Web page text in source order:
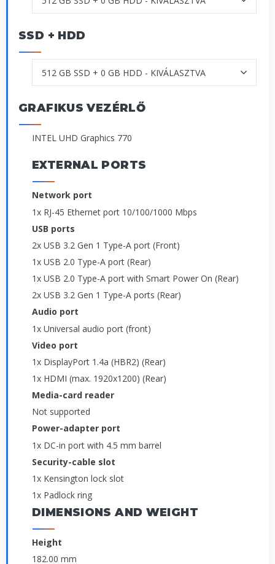
SSD + HDD
GRAFIKUS VEZÉRLŐ
INTEL UHD Graphics 770
EXTERNAL PORTS
Network port
1x RJ-45 Ethernet port 10/100/1000 Mbps
USB ports
2x USB 3.2 Gen 1 Type-A port (Front)
1x USB 2.0 Type-A port (Rear)
1x USB 2.0 Type-A port with Smart Power On (Rear)
2x USB 3.2 Gen 1 Type-A ports (Rear)
Audio port
1x Universal audio port (front)
Video port
1x DisplayPort 1.4a (HBR2) (Rear)
1x HDMI (max. 1920x1200) (Rear)
Media-card reader
Not supported
Power-adapter port
1x DC-in port with 4.5 mm barrel
Security-cable slot
1x Kensington lock slot
1x Padlock ring
DIMENSIONS AND WEIGHT
Height
182.00 mm